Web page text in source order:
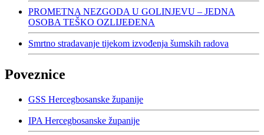
PROMETNA NEZGODA U GOLINJEVU – JEDNA
OSOBA TEŠKO OZLIJEĐENA
Smrtno stradavanje tijekom izvođenja šumskih radova
Poveznice
GSS Hercegbosanske županije
IPA Hercegbosanske županije